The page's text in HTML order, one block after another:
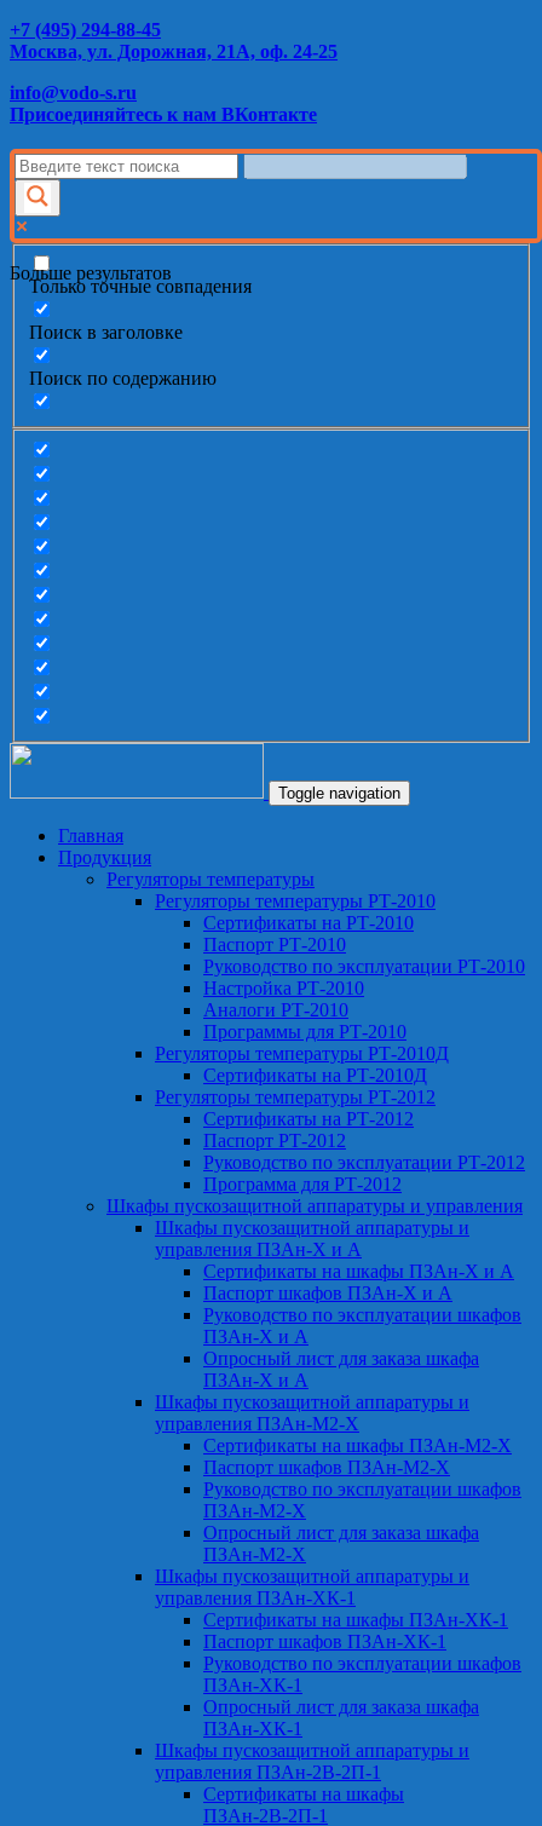
+7 (495) 294-88-45
Москва, ул. Дорожная, 21А, оф. 24-25
info@vodo-s.ru
Присоединяйтесь к нам ВКонтакте
Больше результатов
Только точные совпадения
Поиск в заголовке
Поиск по содержанию
Toggle navigation
Главная
Продукция
Регуляторы температуры
Регуляторы температуры РТ-2010
Сертификаты на РТ-2010
Паспорт РТ-2010
Руководство по эксплуатации РТ-2010
Настройка РТ-2010
Аналоги РТ-2010
Программы для РТ-2010
Регуляторы температуры РТ-2010Д
Сертификаты на РТ-2010Д
Регуляторы температуры РТ-2012
Сертификаты на РТ-2012
Паспорт РТ-2012
Руководство по эксплуатации РТ-2012
Программа для РТ-2012
Шкафы пускозащитной аппаратуры и управления
Шкафы пускозащитной аппаратуры и
управления ПЗАн-Х и А
Сертификаты на шкафы ПЗАн-Х и А
Паспорт шкафов ПЗАн-Х и А
Руководство по эксплуатации шкафов
ПЗАн-Х и А
Опросный лист для заказа шкафа
ПЗАн-Х и А
Шкафы пускозащитной аппаратуры и
управления ПЗАн-М2-Х
Сертификаты на шкафы ПЗАн-М2-Х
Паспорт шкафов ПЗАн-М2-Х
Руководство по эксплуатации шкафов
ПЗАн-М2-Х
Опросный лист для заказа шкафа
ПЗАн-М2-Х
Шкафы пускозащитной аппаратуры и
управления ПЗАн-ХК-1
Сертификаты на шкафы ПЗАн-ХК-1
Паспорт шкафов ПЗАн-ХК-1
Руководство по эксплуатации шкафов
ПЗАн-ХК-1
Опросный лист для заказа шкафа
ПЗАн-ХК-1
Шкафы пускозащитной аппаратуры и
управления ПЗАн-2В-2П-1
Сертификаты на шкафы
ПЗАн-2В-2П-1